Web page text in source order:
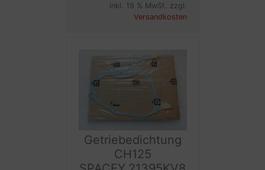
inkl. 19 % MwSt. zzgl.
Versandkosten
Getriebedichtung
CH125